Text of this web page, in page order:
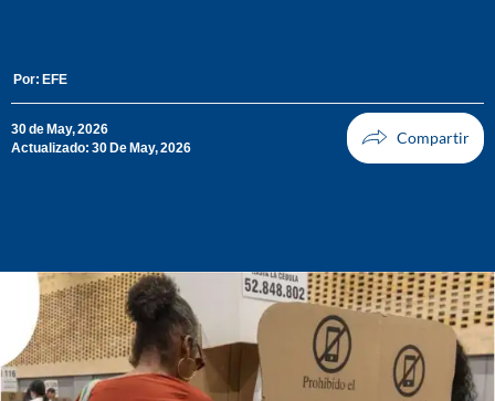
Por: EFE
30 de May, 2026
Actualizado: 30 De May, 2026